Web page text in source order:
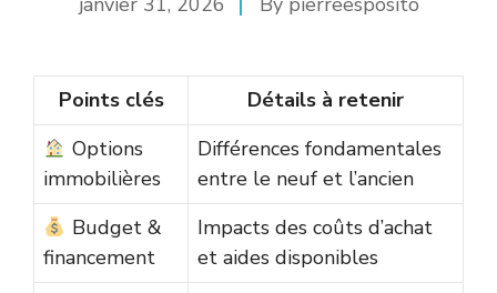
Points clés
Détails à retenir
Options
immobilières
Différences fondamentales
entre le neuf et l’ancien
Budget &
financement
Impacts des coûts d’achat
et aides disponibles